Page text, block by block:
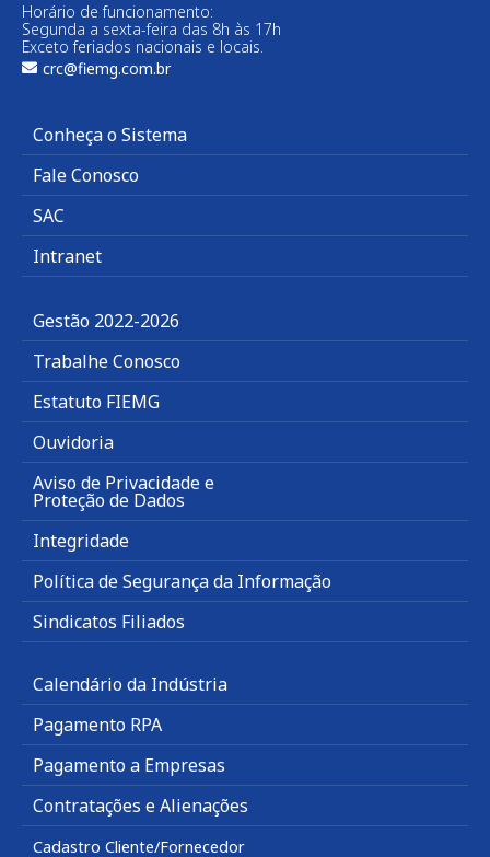
Horário de funcionamento:
Segunda a sexta-feira das 8h às 17h
Exceto feriados nacionais e locais.
crc@fiemg.com.br
Conheça o Sistema
Fale Conosco
SAC
Intranet
Gestão 2022-2026
Trabalhe Conosco
Estatuto FIEMG
Ouvidoria
Aviso de Privacidade e
Proteção de Dados
Integridade
Política de Segurança da Informação
Sindicatos Filiados
Calendário da Indústria
Pagamento RPA
Pagamento a Empresas
Contratações e Alienações
Cadastro Cliente/Fornecedor